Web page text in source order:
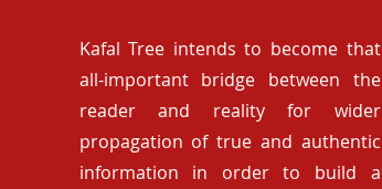
Kafal Tree intends to become that
all-important bridge between the
reader and reality for wider
propagation of true and authentic
information in order to build a